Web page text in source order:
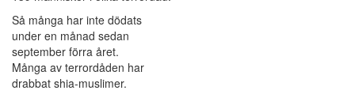
Så många har inte dödats
under en månad sedan
september förra året.
Många av terrordåden har
drabbat shia-muslimer.